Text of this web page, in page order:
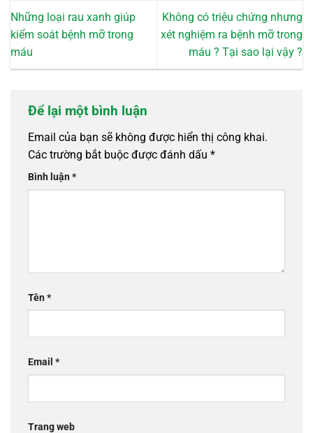
Những loại rau xanh giúp
kiểm soát bệnh mỡ trong
máu
Không có triệu chứng nhưng
xét nghiệm ra bệnh mỡ trong
máu ? Tại sao lại vậy ?
Để lại một bình luận
Email của bạn sẽ không được hiển thị công khai.
Các trường bắt buộc được đánh dấu *
Bình luận*
Tên*
Email *
Trang web